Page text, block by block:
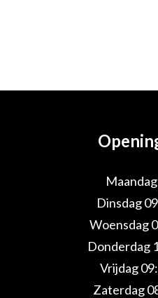
Dinsdag
Woensdag
Donderdag
Vrijdag
Zaterdag